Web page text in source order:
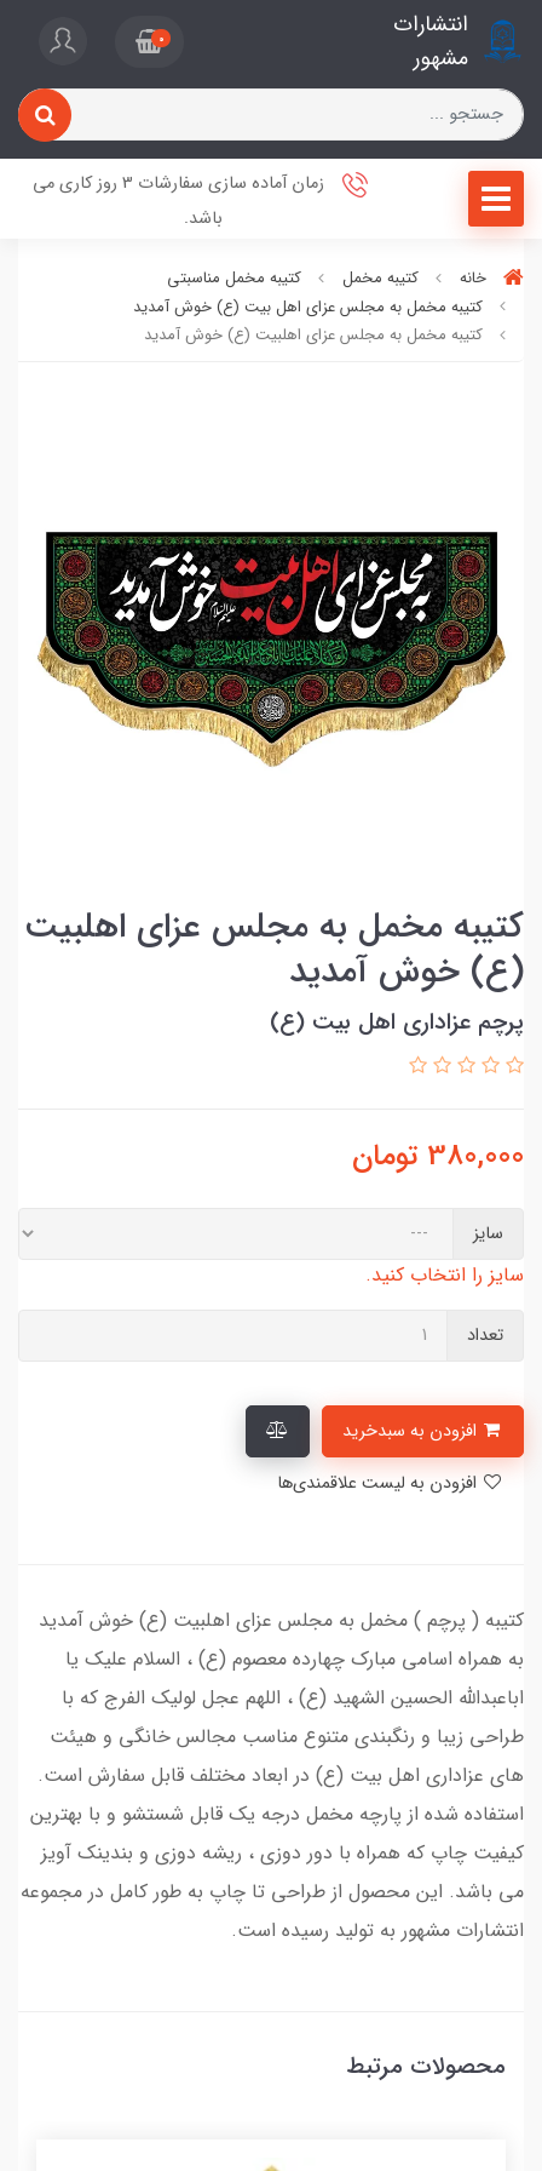
انتشارات
مشهور
0
زمان آماده سازی سفارشات 3 روز کاری می
باشد.
خانه کتیبه مخمل
کتیبه مخمل مناسبتی
کتیبه مخمل به مجلس عزای اهل بیت (ع) خوش آمدید
کتیبه مخمل به مجلس عزای اهلبیت (ع) خوش آمدید
کتیبه مخمل به مجلس عزای اهلبیت
(ع) خوش آمدید
پرچم عزاداری اهل بیت (ع)
380,000 تومان
سایز
سایز را انتخاب کنید.
تعداد
کتیبه ( پرچم ) مخمل به مجلس عزای اهلبیت (ع) خوش آمدید
به همراه اسامی مبارک چهارده معصوم (ع) ، السلام علیک یا
اباعبدالله الحسین الشهید (ع) ، اللهم عجل لولیک الفرج که با
طراحی زیبا و رنگبندی متنوع مناسب مجالس خانگی و هیئت
های عزاداری اهل بیت (ع) در ابعاد مختلف قابل سفارش است.
استفاده شده از پارچه مخمل درجه یک قابل شستشو و با بهترین
کیفیت چاپ که همراه با دور دوزی ، ریشه دوزی و بندینک آویز
می باشد. این محصول از طراحی تا چاپ به طور کامل در مجموعه
انتشارات مشهور به تولید رسیده است.
محصولات مرتبط